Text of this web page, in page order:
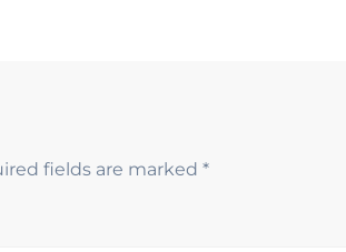
fields are marked *